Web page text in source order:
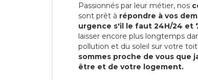
Passionnés par leur métier, nos
sont prêt à répondre à vos
urgence s'il le faut 24H/24 et
laisser encore plus longtemps
pollution et du soleil sur votre
sommes proche de vous que
être et de votre logement.